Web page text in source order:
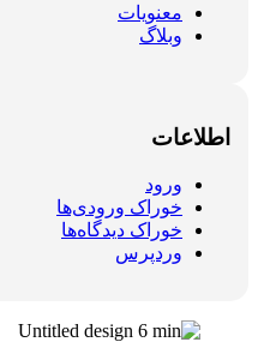
معنویات
وبلاگ
اطلاعات
ورود
خوراک ورودی‌ها
خوراک دیدگاه‌ها
وردپرس